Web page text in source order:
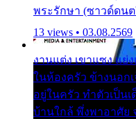
พระรักษา (ซาวด์ดนต
13 views • 03.08.2569
งานแต่ง เขาแซง แย่
ในห้องครัว ข้างนอกเ
อยู่ในครัว ทำตัวเป็น
บ้านใกล้ พึ่งพาอาศัย